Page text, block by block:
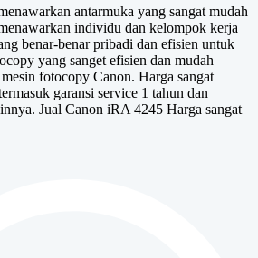
ini
adalah:
Rp14,500,000.
antarmuka yang sangat mudah
individu dan kelompok kerja
benar-benar pribadi dan efisien untuk
yang sanget efisien dan mudah
fotocopy Canon. Harga sangat
garansi service 1 tahun dan
Jual Canon iRA 4245 Harga sangat